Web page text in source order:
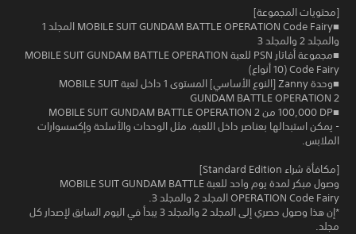
[محتويات المجموعة]
■MOBILE SUIT GUNDAM BATTLE OPERATION Code Fairy المجلد 1
والمجلد 2 والمجلد 3
■مجموعة أفاتار PSN للعبة MOBILE SUIT GUNDAM BATTLE OPERATION
Code Fairy (10 أنواع)
■وحدة Zanny [النوع الأساسي] المستوى 1 داخل لعبة MOBILE SUIT
GUNDAM BATTLE OPERATION 2‏
■‎100,000 DP من MOBILE SUIT GUNDAM BATTLE OPERATION 2
- يمكن استبدالها بعناصر داخل اللعبة، مثل الوحدات والأسلحة وإكسسوارات
الملابس.
[مكافأة شراء Standard Edition]
وصول مبكر لمدة يوم واحد للعبة MOBILE SUIT GUNDAM BATTLE
OPERATION Code Fairy المجلد 2 والمجلد 3.
*إن هذا وصول حصري إلى المجلد 2 والمجلد 3 يبدأ في اليوم السابق لإصدار كل
مجلد.